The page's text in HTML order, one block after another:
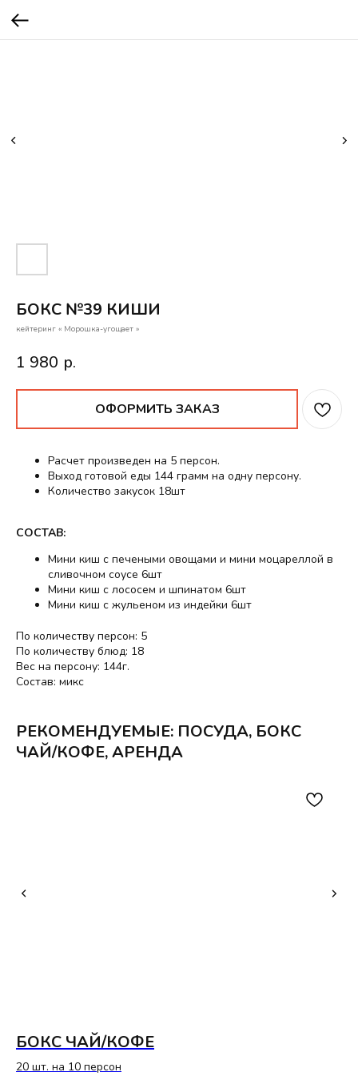
БОКС №39 КИШИ
кейтеринг « Морошка-угощает »
1 980 р.
ОФОРМИТЬ ЗАКАЗ
Расчет произведен на 5 персон.
Выход готовой еды 144 грамм на одну персону.
Количество закусок 18шт
СОСТАВ:
Мини киш с печеными овощами и мини моцареллой в
сливочном соусе 6шт
Мини киш с лососем и шпинатом 6шт
Мини киш с жульеном из индейки 6шт
По количеству персон: 5
По количеству блюд: 18
Вес на персону: 144г.
Состав: микс
РЕКОМЕНДУЕМЫЕ: ПОСУДА, БОКС
ЧАЙ/КОФЕ, АРЕНДА
БОКС ЧАЙ/КОФЕ
20 шт. на 10 персон